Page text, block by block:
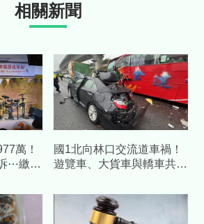
相關新聞
萬！
⋯繳回
國1北向林口交流道車禍！
遊覽車、大貨車與轎車共9